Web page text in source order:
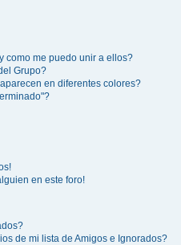
como me puedo unir a ellos?
Grupo?
en diferentes colores?
en este foro!
de mi lista de Amigos e Ignorados?